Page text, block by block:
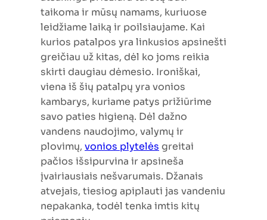
taikoma ir mūsų namams, kuriuose
leidžiame laiką ir poilsiaujame. Kai
kurios patalpos yra linkusios apsinešti
greičiau už kitas, dėl ko joms reikia
skirti daugiau dėmesio. Ironiškai,
viena iš šių patalpų yra vonios
kambarys, kuriame patys prižiūrime
savo paties higieną. Dėl dažno
vandens naudojimo, valymų ir
plovimų, vonios plytelės greitai
pačios išsipurvina ir apsineša
įvairiausiais nešvarumais. Džanais
atvejais, tiesiog apiplauti jas vandeniu
nepakanka, todėl tenka imtis kitų